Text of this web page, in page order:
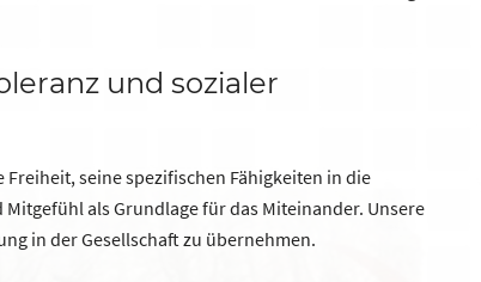
und sozialer
seine spezifischen Fähigkeiten in die
als Grundlage für das Miteinander. Unsere
in der Gesellschaft zu übernehmen.